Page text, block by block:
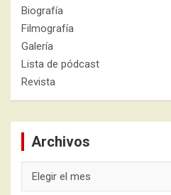
Biografía
Filmografía
Galería
Lista de pódcast
Revista
Archivos